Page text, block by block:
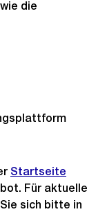
die
Startseite
Für aktuelle
sich bitte in